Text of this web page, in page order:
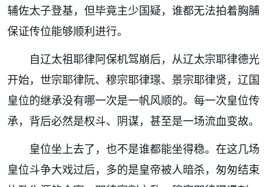
辅佐太子登基，但毕竟主少国疑，谁都无法拍着胸脯
保证传位能够顺利进行。
自辽太祖耶律阿保机驾崩后，从辽太宗耶律德光
开始，世宗耶律阮、穆宗耶律璟、景宗耶律贤，辽国
皇位的继承没有哪一次是一帆风顺的。每一次皇位传
承，背后必然是权斗、阴谋，甚至是一场流血变故。
皇位坐上去了，也不是谁都能坐得稳。在这几场
皇位斗争大戏过后，多的是皇帝被人暗杀，匆匆结束